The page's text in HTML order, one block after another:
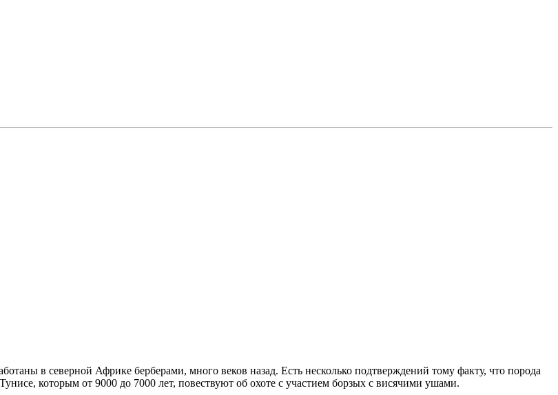
в северной Африке берберами, много веков назад. Есть несколько подтверждений тому факту, что порода
которым от 9000 до 7000 лет, повествуют об охоте с участием борзых с висячими ушами.